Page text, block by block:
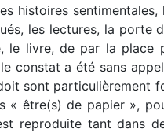
histoires
les lectures, la porte
livre, de par la place
constat a été sans
sont particulièrement
« être(s) de papier »,
reproduite tant dans